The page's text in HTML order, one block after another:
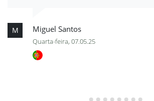
M Miguel Santos
Quarta-feira, 07.05.25